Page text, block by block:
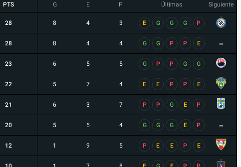
PTS G E P Últimas Siguiente
28 8 4 3 E G G G P
28 8 4 4 G G P P E -
23 6 5 5 G P P G G
22 5 7 4 E E P P E
21 6 3 7 P P G E P
20 5 5 4 G G G E P -
12 1 9 5 P E E P E